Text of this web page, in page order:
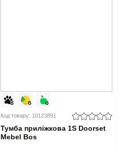
Код товару: 10123891
Тумба приліжкова 1S Doorset
Mebel Bos